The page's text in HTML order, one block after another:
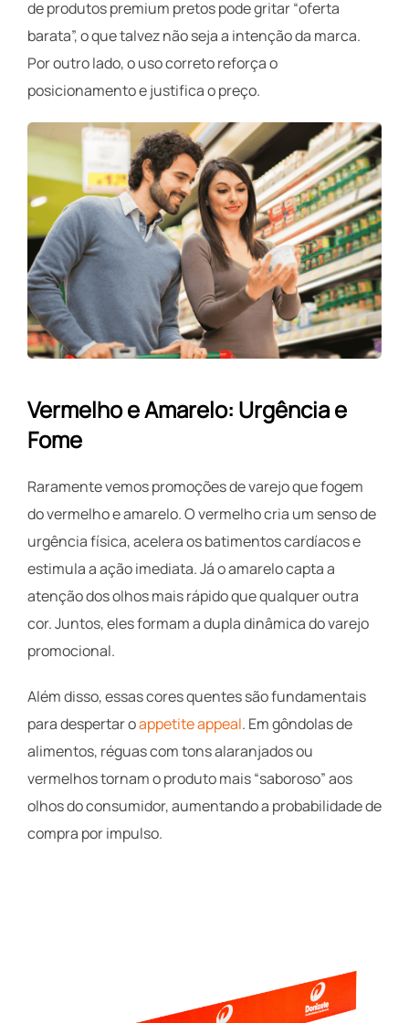
de produtos premium pretos pode gritar “oferta
barata”, o que talvez não seja a intenção da marca.
Por outro lado, o uso correto reforça o
posicionamento e justifica o preço.
Vermelho e Amarelo: Urgência e
Fome
Raramente vemos promoções de varejo que fogem
do vermelho e amarelo. O vermelho cria um senso de
urgência física, acelera os batimentos cardíacos e
estimula a ação imediata. Já o amarelo capta a
atenção dos olhos mais rápido que qualquer outra
cor. Juntos, eles formam a dupla dinâmica do varejo
promocional.
Além disso, essas cores quentes são fundamentais
para despertar oappetite appeal. Em gôndolas de
alimentos, réguas com tons alaranjados ou
vermelhos tornam o produto mais “saboroso” aos
olhos do consumidor, aumentando a probabilidade de
compra por impulso.